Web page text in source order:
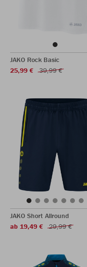
JAKO Rock Basic
25,99 €
39,99 €
JAKO Short Allround
ab 19,49 €
29,99 €